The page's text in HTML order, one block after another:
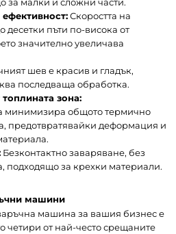
Скоростта на
десетки пъти по-висока от
значително увеличава
шев е красив и гладък,
последваща обработка.
зона:
минимизира общото термично
предотвратявайки деформация и
Безконтактно заваряване, без
подходящо за крехки материали.
машини
машина за вашия бизнес е
четири от най-често срещаните